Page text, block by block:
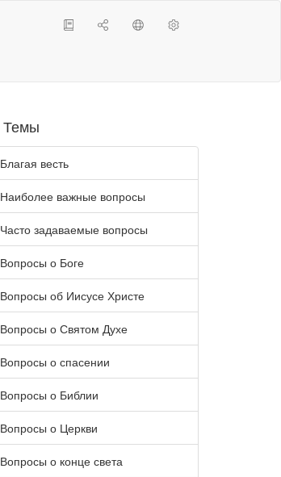
Темы
Благая весть
Наиболее важные вопросы
Часто задаваемые вопросы
Вопросы о Боге
Вопросы об Иисусе Христе
Вопросы о Святом Духе
Вопросы о спасении
Вопросы о Библии
Вопросы о Церкви
Вопросы о конце света